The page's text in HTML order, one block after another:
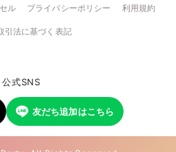
ル プライバシーポリシー 利用規約
引法に基づく表記
公式SNS
友だち追加はこちら